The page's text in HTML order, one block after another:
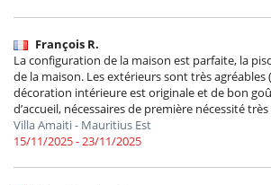
François R.
La configuration de la maison est parfaite, la
de la maison. Les extérieurs sont très agréables
décoration intérieure est originale et de bon
d’accueil, nécessaires de première nécessité
Villa Amaiti - Mauritius Est
15/11/2025 - 23/11/2025